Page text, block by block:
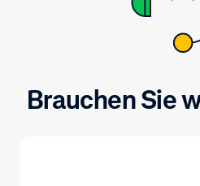
Brauchen Sie